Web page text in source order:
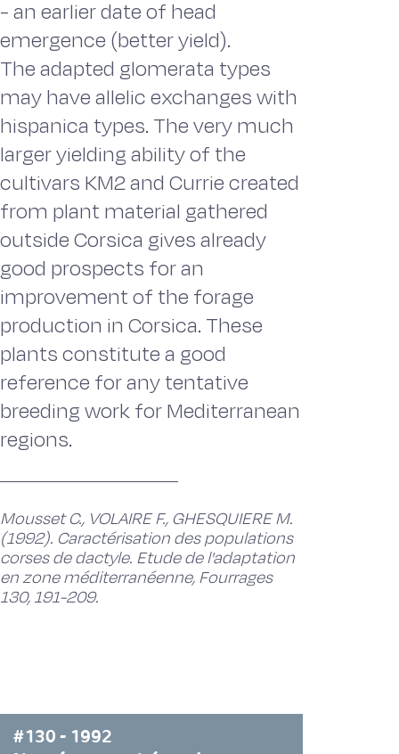
- an earlier date of head
emergence (better yield).
The adapted glomerata types
may have allelic exchanges with
hispanica types. The very much
larger yielding ability of the
cultivars KM2 and Currie created
from plant material gathered
outside Corsica gives already
good prospects for an
improvement of the forage
production in Corsica. These
plants constitute a good
reference for any tentative
breeding work for Mediterranean
regions.
Mousset C., VOLAIRE F., GHESQUIERE M.
(1992). Caractérisation des populations
corses de dactyle. Etude de l'adaptation
en zone méditerranéenne, Fourrages
130, 191-209.
#130 - 1992